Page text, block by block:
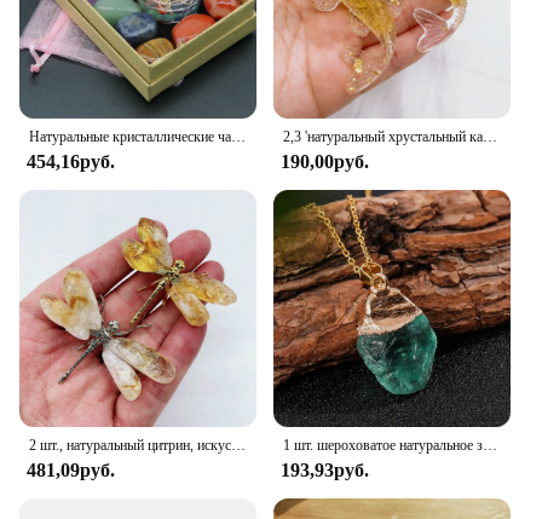
Натуральные кристаллические чакры в комплекте, аметистовый камень, исцеление медитации, рейки, 7 чакр, семейная коллекция
454,16руб.
2,3 'натуральный хрустальный камень, гравий, статуэтка Lucky Koi Fish, полимерная миниатюрная кварцевая Статуэтка на карпа, домашний декор, настольное украшение, подарок
190,00руб.
2 шт., натуральный цитрин, искусственная стрекоза, резьба, украшение, кристалл, кварц, исцеление, высокое качество, драгоценный камень для подарка
481,09руб.
1 шт. шероховатое натуральное зеленое искусственное кварцевое кристаллическое каменное благословение счастливое ожерелье
193,93руб.